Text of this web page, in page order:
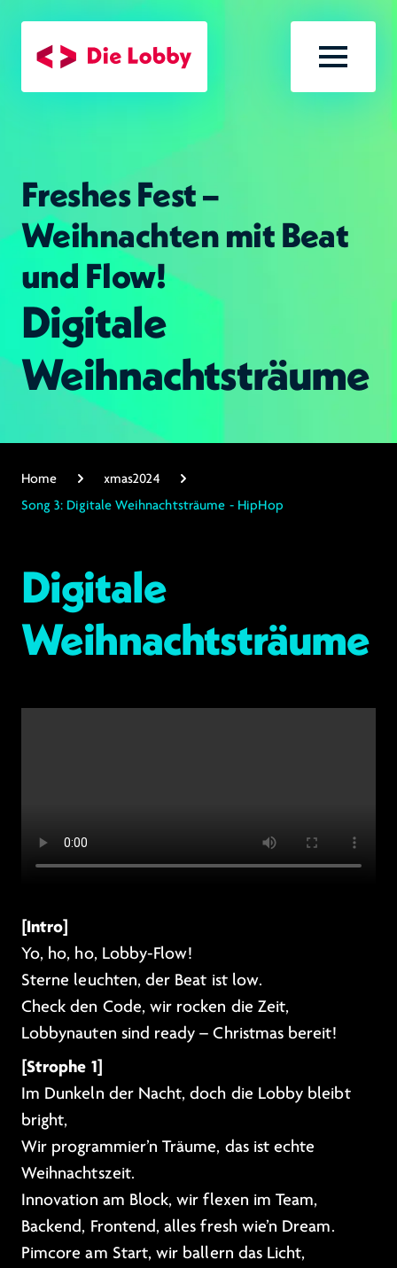
Menü
Freshes Fest –
Weihnachten mit Beat
und Flow!
Digitale
Weihnachtsträume
Home
xmas2024
Song 3: Digitale Weihnachtsträume - HipHop
Digitale
Weihnachtsträume
[Intro]
Yo, ho, ho, Lobby-Flow!
Sterne leuchten, der Beat ist low.
Check den Code, wir rocken die Zeit,
Lobbynauten sind ready – Christmas bereit!
[Strophe 1]
Im Dunkeln der Nacht, doch die Lobby bleibt
bright,
Wir programmier’n Träume, das ist echte
Weihnachtszeit.
Innovation am Block, wir flexen im Team,
Backend, Frontend, alles fresh wie’n Dream.
Pimcore am Start, wir ballern das Licht,